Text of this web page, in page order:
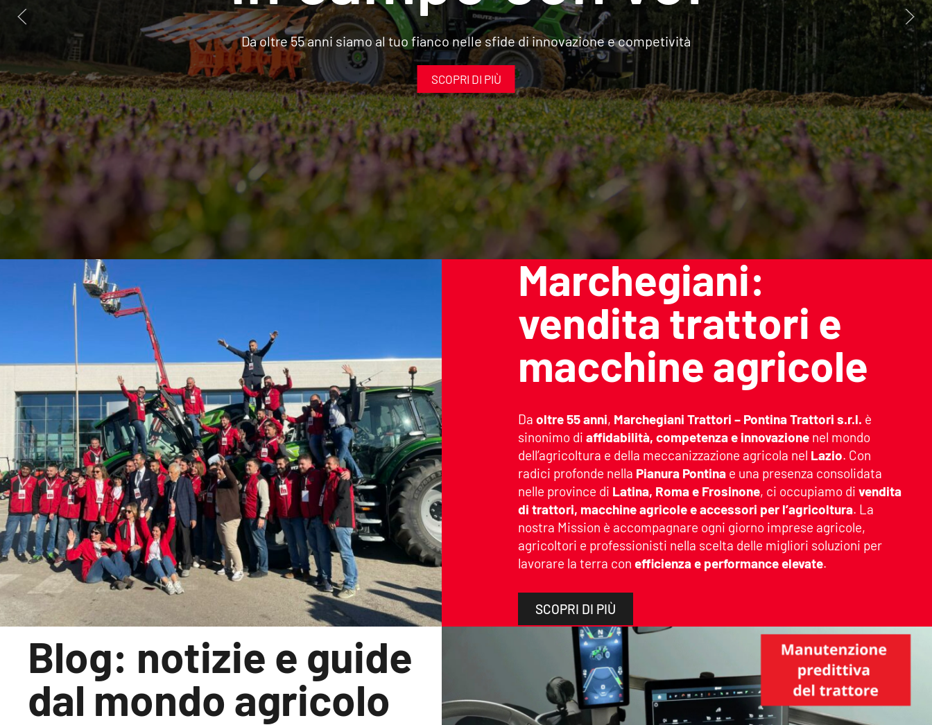
Da oltre 55 anni siamo al tuo fianco nelle sfide di innovazione e competività
SCOPRI DI PIÙ
Marchegiani:
vendita trattori e
macchine agricole
Da oltre 55 anni, Marchegiani Trattori – Pontina Trattori s.r.l. è
sinonimo di affidabilità, competenza e innovazione nel mondo
dell’agricoltura e della meccanizzazione agricola nel Lazio. Con
radici profonde nella Pianura Pontina e una presenza consolidata
nelle province di Latina, Roma e Frosinone, ci occupiamo di vendita
di trattori, macchine agricole e accessori per l’agricoltura. La
nostra Mission è accompagnare ogni giorno imprese agricole,
agricoltori e professionisti nella scelta delle migliori soluzioni per
lavorare la terra con efficienza e performance elevate.
SCOPRI DI PIÙ
Blog: notizie e guide
dal mondo agricolo